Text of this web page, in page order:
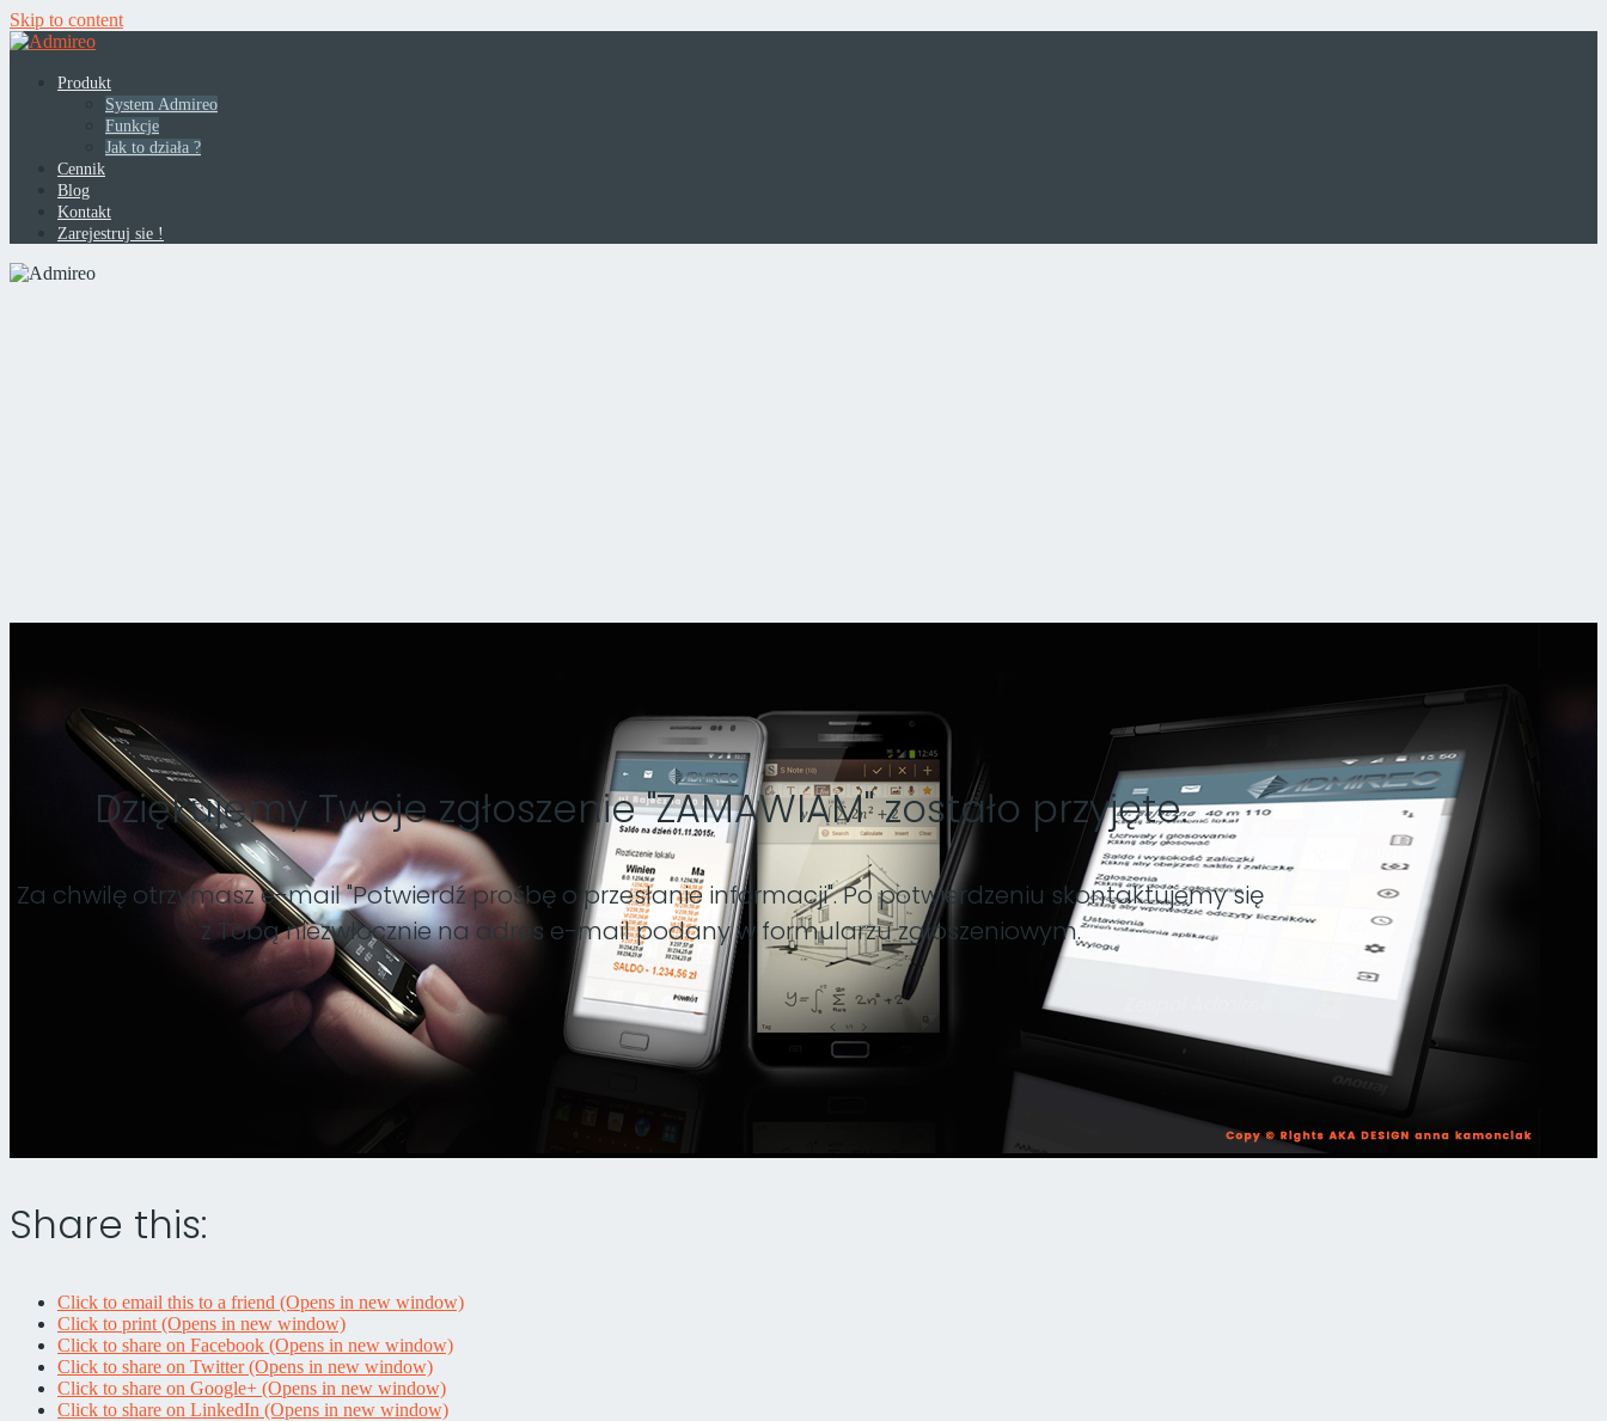
Skip to content
Produkt
System Admireo
Funkcje
Jak to działa ?
Cennik
Blog
Kontakt
Zarejestruj sie !
Dziękujemy Twoje zgłoszenie "ZAMAWIAM" zostało przyjęte.
Za chwilę otrzymasz e-mail "Potwierdź prośbę o przesłanie informacji". Po potwierdzeniu skontaktujemy się
z Tobą niezwłocznie na adres e-mail podany w formularzu zgłoszeniowym.
Share this:
Click to email this to a friend (Opens in new window)
Click to print (Opens in new window)
Click to share on Facebook (Opens in new window)
Click to share on Twitter (Opens in new window)
Click to share on Google+ (Opens in new window)
Click to share on LinkedIn (Opens in new window)